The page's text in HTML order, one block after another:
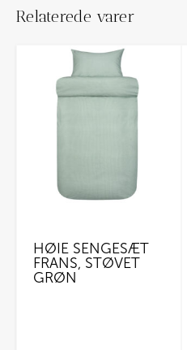
Relaterede varer
HØIE SENGESÆT
FRANS, STØVET
GRØN